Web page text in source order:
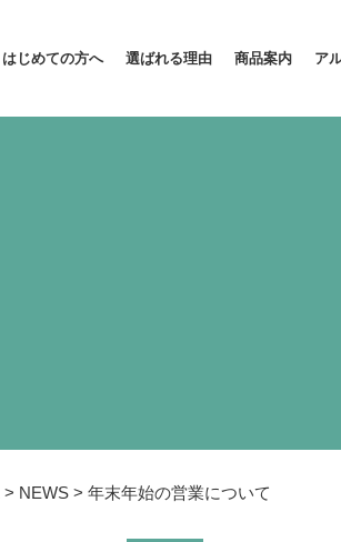
はじめての方へ 選ばれる理由 商品案内 ア
> NEWS > 年末年始の営業について